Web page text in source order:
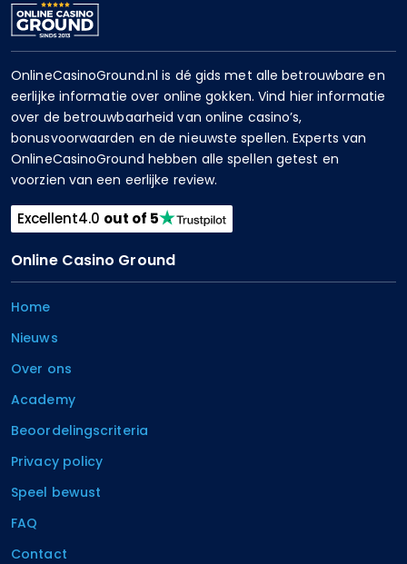
OnlineCasinoGround.nl is dé gids met alle betrouwbare en
eerlijke informatie over online gokken. Vind hier informatie
over de betrouwbaarheid van online casino’s,
bonusvoorwaarden en de nieuwste spellen. Experts van
OnlineCasinoGround hebben alle spellen getest en
voorzien van een eerlijke review.
Excellent4.0 out of 5
Online Casino Ground
Home
Nieuws
Over ons
Academy
Beoordelingscriteria
Privacy policy
Speel bewust
FAQ
Contact